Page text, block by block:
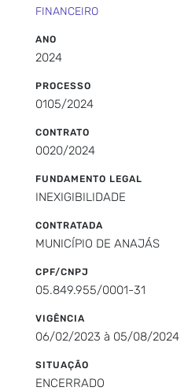
FINANCEIRO
ANO
2024
PROCESSO
0105/2024
CONTRATO
0020/2024
FUNDAMENTO LEGAL
INEXIGIBILIDADE
CONTRATADA
MUNICÍPIO DE ANAJÁS
CPF/CNPJ
05.849.955/0001-31
VIGÊNCIA
06/02/2023 à 05/08/2024
SITUAÇÃO
ENCERRADO